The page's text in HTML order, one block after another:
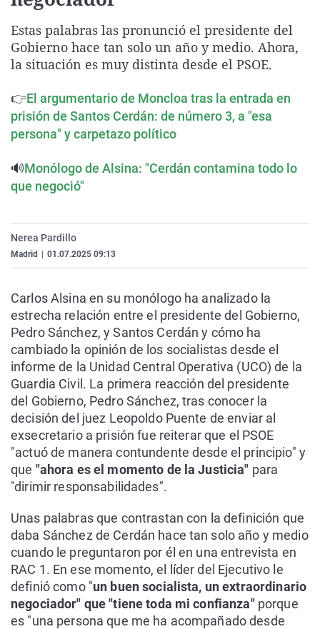
Gente viajera
Como el perro y el
Retornados
Equipo de
Galicia
La Rioja
País Vasco
Televisión
Elecciones
Estas palabras las pronunció el presidente del
Gobierno hace tan solo un año y medio. Ahora,
la situación es muy distinta desde el PSOE.
👉El argumentario de Moncloa tras la entrada en
prisión de Santos Cerdán: de número 3, a "esa
persona" y carpetazo político
🔊Monólogo de Alsina: "Cerdán contamina todo lo
que negoció"
Nerea Pardillo
Madrid 01.07.2025 09:13
Carlos Alsina en su monólogo ha analizado la
estrecha relación entre el presidente del Gobierno,
Pedro Sánchez, y Santos Cerdán y cómo ha
cambiado la opinión de los socialistas desde el
informe de la Unidad Central Operativa (UCO) de la
Guardia Civil. La primera reacción del presidente
del Gobierno, Pedro Sánchez, tras conocer la
decisión del juez Leopoldo Puente de enviar al
exsecretario a prisión fue reiterar que el PSOE
"actuó de manera contundente desde el principio" y
que "ahora es el momento de la Justicia" para
"dirimir responsabilidades".
Unas palabras que contrastan con la definición que
daba Sánchez de Cerdán hace tan solo año y medio
cuando le preguntaron por él en una entrevista en
RAC 1. En ese momento, el líder del Ejecutivo le
definió como "un buen socialista, un extraordinario
negociador" que "tiene toda mi confianza"porque
es "una persona que me ha acompañado desde